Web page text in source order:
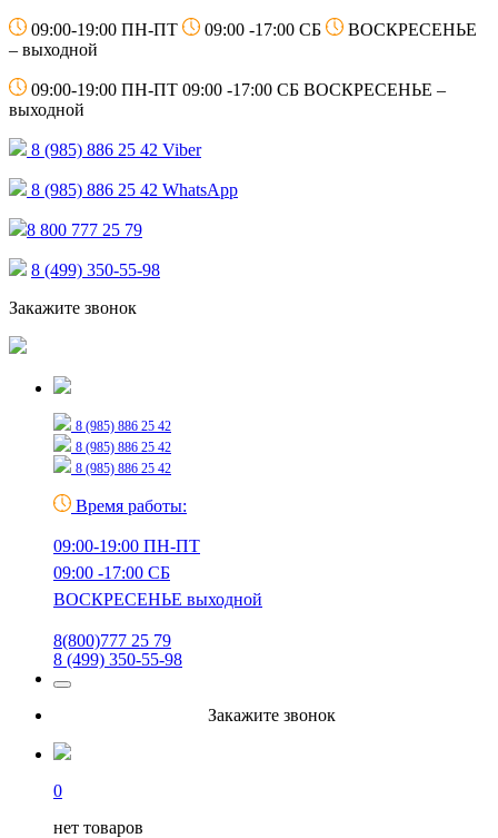
09:00-19:00 ПН-ПТ 09:00 -17:00 СБ
ВОСКРЕСЕНЬЕ
– выходной
09:00-19:00 ПН-ПТ 09:00 -17:00 СБ ВОСКРЕСЕНЬЕ –
выходной
8 (985) 886 25 42 Viber
8 (985) 886 25 42 WhatsApp
8 800 777 25 79
8 (499) 350-55-98
Закажите звонок
8 (985) 886 25 42
8 (985) 886 25 42
8 (985) 886 25 42
Время работы:
09:00-19:00 ПН-ПТ
09:00 -17:00 СБ
ВОСКРЕСЕНЬЕ выходной
8(800)777 25 79
8 (499) 350-55-98
Закажите звонок
0
нет товаров